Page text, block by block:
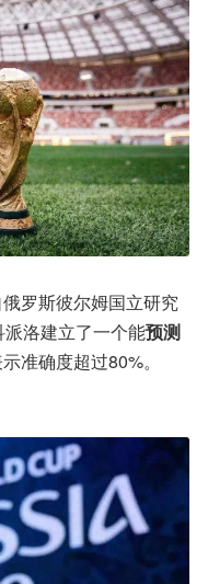
罗斯彼尔姆国立研究
洛建立了一个能预测
准确度超过80%。